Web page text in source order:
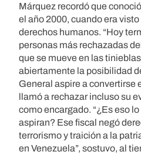
Márquez recordó que
el año 2000, cuando era
derechos humanos. “Hoy
personas más rechazadas
que se mueve en las
abiertamente la posibilidad
General aspire a convertirse
llamó a rechazar incluso su
como encargado. “¿Es eso
aspiran? Ese fiscal negó
terrorismo y traición a la
en Venezuela”, sostuvo, al